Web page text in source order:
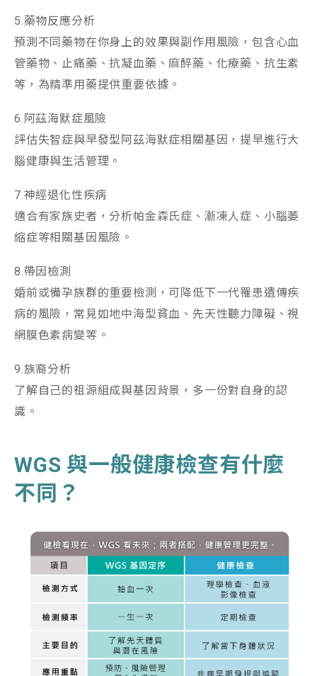
5.藥物反應分析
預測不同藥物在你身上的效果與副作用風險，包含心血
管藥物、止痛藥、抗凝血藥、麻醉藥、化療藥、抗生素
等，為精準用藥提供重要依據。
6.阿茲海默症風險
評估失智症與早發型阿茲海默症相關基因，提早進行大
腦健康與生活管理。
7.神經退化性疾病
適合有家族史者，分析帕金森氏症、漸凍人症、小腦萎
縮症等相關基因風險。
8.帶因檢測
婚前或備孕族群的重要檢測，可降低下一代罹患遺傳疾
病的風險，常見如地中海型貧血、先天性聽力障礙、視
網膜色素病變等。
9.族裔分析
了解自己的祖源組成與基因背景，多一份對自身的認
識。
WGS 與一般健康檢查有什麼
不同？